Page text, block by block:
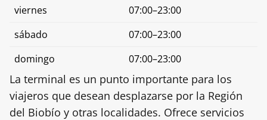
viernes
07:00–23:00
sábado
07:00–23:00
domingo
07:00–23:00
La terminal es un punto importante para los
viajeros que desean desplazarse por la Región
del Biobío y otras localidades. Ofrece servicios